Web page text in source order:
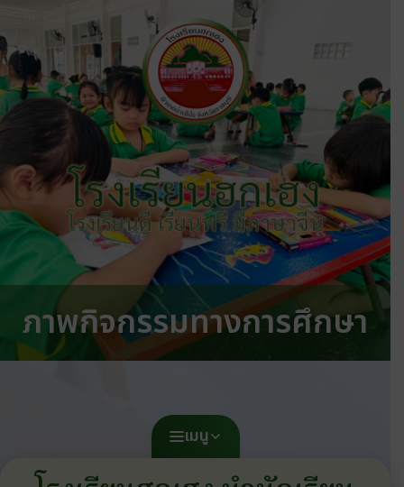
โรงเรียนฮกเฮง
โรงเรียนดี เรียนฟรี มีภาษาจีน
ภาพกิจกรรมทางการศึกษา
เมนู